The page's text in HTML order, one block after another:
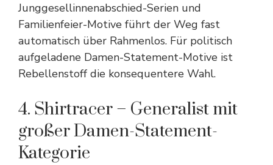
Junggesellinnenabschied-Serien und
Familienfeier-Motive führt der Weg fast
automatisch über Rahmenlos. Für politisch
aufgeladene Damen-Statement-Motive ist
Rebellenstoff die konsequentere Wahl.
4. Shirtracer – Generalist mit
großer Damen-Statement-
Kategorie